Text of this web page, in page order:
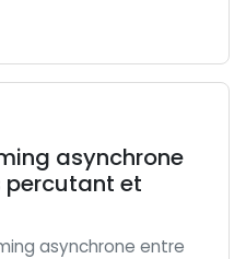
asynchrone
et
asynchrone entre